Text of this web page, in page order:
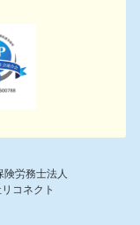
険労務士法人
コネクト